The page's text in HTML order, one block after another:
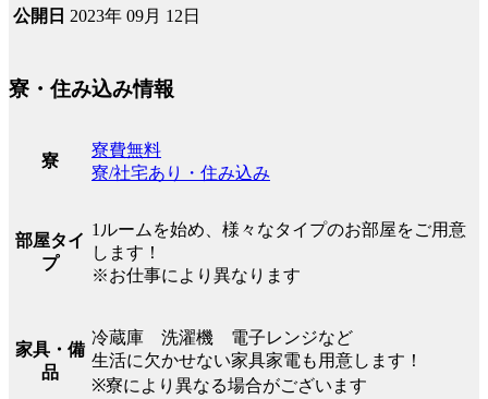
公開日 2023年 09月 12日
寮・住み込み情報
寮
寮費無料
寮/社宅あり・住み込み
部屋タイ
プ
1ルームを始め、様々なタイプのお部屋をご用意
します！
※お仕事により異なります
家具・備
品
冷蔵庫 洗濯機 電子レンジなど
生活に欠かせない家具家電も用意します！
※寮により異なる場合がございます